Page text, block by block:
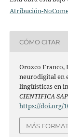
Atribución-
CÓMO CITAR
Orozco Franco,
neurodigital en
lingüísticas en
CIENTIFICA
https://doi.org/
MÁS